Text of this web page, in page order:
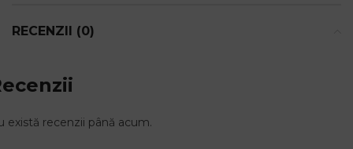
RECENZII (0)
există recenzii până acum.